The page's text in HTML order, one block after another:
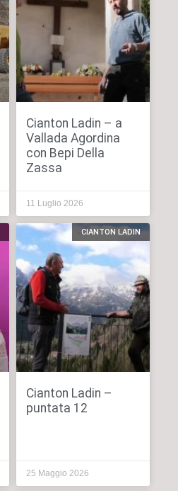
Cianton Ladin – a
Vallada Agordina
con Bepi Della
Zassa
11 Luglio 2026
CIANTON LADIN
Cianton Ladin –
puntata 12
25 Maggio 2026